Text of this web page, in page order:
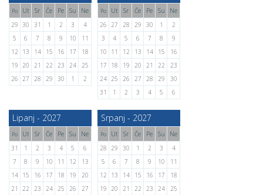
Po Ut Sr Če Pe Su
Ne
29 30 31 1 2 3
4
5
6 7 8 9 10
11
12
13 14 15 16 17
18
19 20 21 22 23 24
25
26 27 28 29 30 1 2
Po Ut Sr Če Pe Su
Ne
26 27 28 29 30 1
2
3
4 5 6 7 8
9
10
11 12 13 14 15
16
17
18 19 20 21 22
23
24 25 26 27 28 29
30
31
1 2 3 4 5 6
Lipanj - 2027
Po Ut Sr Če Pe Su
Ne
31
1 2 3 4 5
6
7
8 9 10 11 12
13
14 15 16 17 18 19
20
21
22 23 24 25 26
27
Srpanj - 2027
Po Ut Sr Če Pe Su
Ne
28 29 30 1 2 3
4
5
6 7 8 9 10
11
12
13 14 15 16 17
18
19 20 21 22 23 24
25